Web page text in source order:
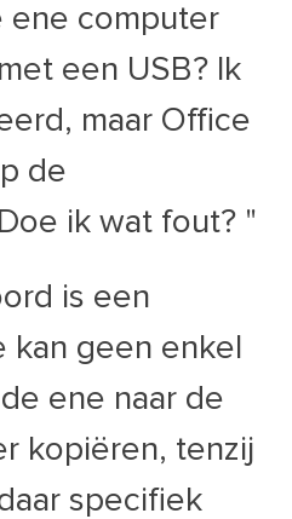
ene computer
een USB? Ik
maar Office
de
ik wat fout? "
is een
kan geen enkel
ene naar de
kopiëren, tenzij
specifiek